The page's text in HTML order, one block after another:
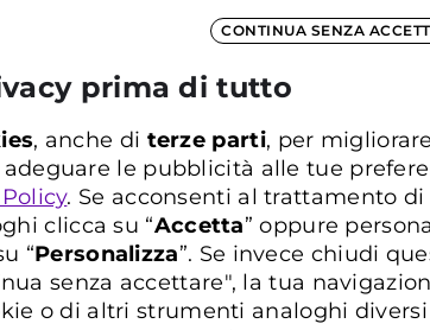
CONTINUA SENZA
prima di tutto
, anche di terze parti, per migliorare
adeguare le pubblicità alle tue
. Se acconsenti al trattamento
clicca su “Accetta” oppure
“Personalizza”. Se invece chiudi
senza accettare", la tua
o di altri strumenti analoghi diversi
5 al mese
Risparmi 108€
in 36 mesi su
mantenendo attiva l'offerta
Casa Sconto Multiservice”.
Info 5G e condizioni traffico illimitato